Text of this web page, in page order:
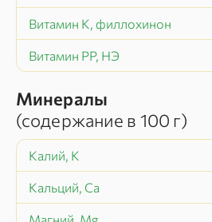
Витамин К, филлохинон
Витамин РР, НЭ
Минералы
(содержание в 100 г)
Калий, K
Кальций, Ca